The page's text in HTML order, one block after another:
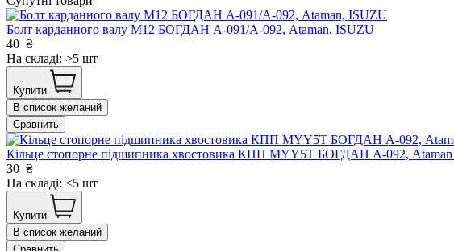
Болт карданного валу М12 БОГДАН А-091/А-092, Ataman, ISUZU
40 ₴
На складі: >5 шт
Купити
В список желаний
Сравнить
Кільце стопорне підшипника хвостовика КПП MYY5T БОГДАН А-092,
30 ₴
На складі: <5 шт
Купити
В список желаний